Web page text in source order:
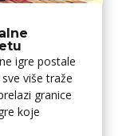
igre postale
više traže
granice
koje